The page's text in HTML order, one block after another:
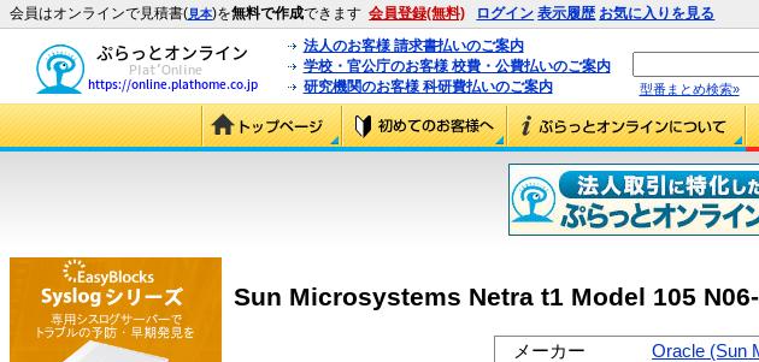
会員はオンラインで見積書(見本)を無料で作成できます 会員登録(無料) ログイン 表示履歴 お気に入りを見る
法人のお客様 請求書払いのご案内
学校・官公庁のお客様 校費・公費払いのご案内
研究機関のお客様 科研費払いのご案内
型番まとめ検索»
Sun Microsystems Netra t1 Model 105
メーカー
Oracle (Sun